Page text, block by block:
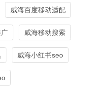
威海百度移动适配
威海移动搜索
威海小红书seo